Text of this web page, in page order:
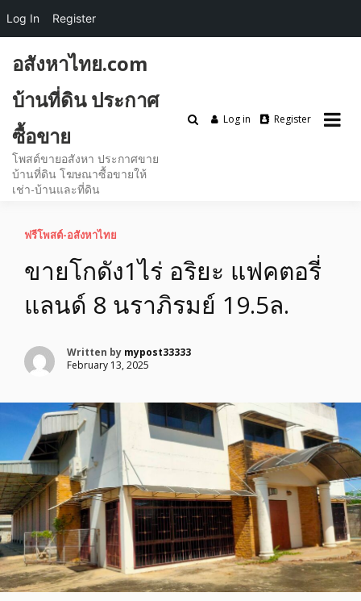
content
อสังหาไทย.com
บ้านที่ดิน ประกาศ
ซื้อขาย
โพสต์ขายอสังหา ประกาศขาย
บ้านที่ดิน โฆษณาซื้อขายให้
เช่า-บ้านและที่ดิน
Log in Register
ฟรีโพสต์-อสังหาไทย
ขายโกดัง1ไร่ อริยะ แฟคตอรี่
แลนด์ 8 นราภิรมย์ 19.5ล.
Written by mypost33333
February 13, 2025
Log In Register